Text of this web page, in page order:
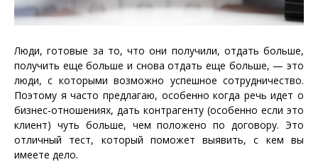
Люди, готовые за то, что они получили, отдать больше,
получить еще больше и снова отдать еще больше, — это
люди, с которыми возможно успешное сотрудничество.
Поэтому я часто предлагаю, особенно когда речь идет о
бизнес-отношениях, дать контрагенту (особенно если это
клиент) чуть больше, чем положено по договору. Это
отличный тест, который поможет выявить, с кем вы
имеете дело.